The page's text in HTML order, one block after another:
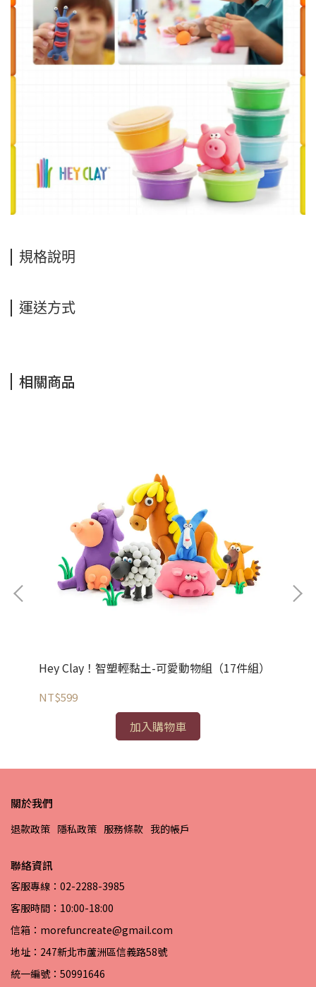
規格說明
運送方式
相關商品
Hey Clay！智塑輕黏土-可愛動物組（17件組）
NT$599
加入購物車
關於我們
退款政策 隱私政策 服務條款 我的帳戶
聯絡資訊
客服專線：02-2288-3985
客服時間：10:00-18:00
信箱：morefuncreate@gmail.com
地址：247新北市蘆洲區信義路58號
統一編號：50991646